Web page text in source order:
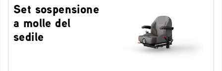
Set sospensione
a molle del
sedile